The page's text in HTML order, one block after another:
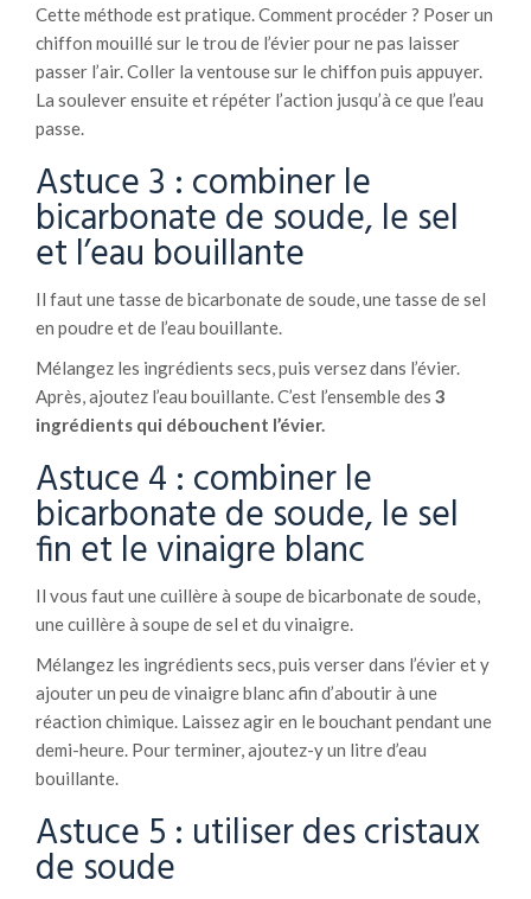
Cette méthode est pratique. Comment procéder ? Poser un
chiffon mouillé sur le trou de l’évier pour ne pas laisser
passer l’air. Coller la ventouse sur le chiffon puis appuyer.
La soulever ensuite et répéter l’action jusqu’à ce que l’eau
passe.
Astuce 3 : combiner le
bicarbonate de soude, le sel
et l’eau bouillante
Il faut une tasse de bicarbonate de soude, une tasse de sel
en poudre et de l’eau bouillante.
Mélangez les ingrédients secs, puis versez dans l’évier.
Après, ajoutez l’eau bouillante. C’est l’ensemble des 3
ingrédients qui débouchent l’évier.
Astuce 4 : combiner le
bicarbonate de soude, le sel
fin et le vinaigre blanc
Il vous faut une cuillère à soupe de bicarbonate de soude,
une cuillère à soupe de sel et du vinaigre.
Mélangez les ingrédients secs, puis verser dans l’évier et y
ajouter un peu de vinaigre blanc afin d’aboutir à une
réaction chimique. Laissez agir en le bouchant pendant une
demi-heure. Pour terminer, ajoutez-y un litre d’eau
bouillante.
Astuce 5 : utiliser des cristaux
de soude